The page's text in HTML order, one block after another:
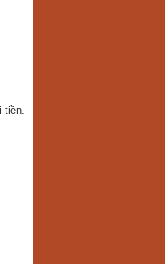
tiền.